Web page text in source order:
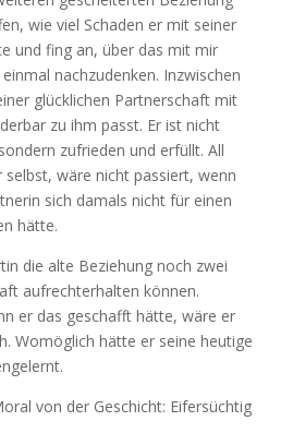
wie viel Schaden er mit seiner
und fing an, über das mit mir
nachzudenken. Inzwischen
glücklichen Partnerschaft mit
zu ihm passt. Er ist nicht
zufrieden und erfüllt. All
wäre nicht passiert, wenn
sich damals nicht für einen
hätte.
die alte Beziehung noch zwei
aufrechterhalten können.
er das geschafft hätte, wäre er
Womöglich hätte er seine heutige
von der Geschicht: Eifersüchtig